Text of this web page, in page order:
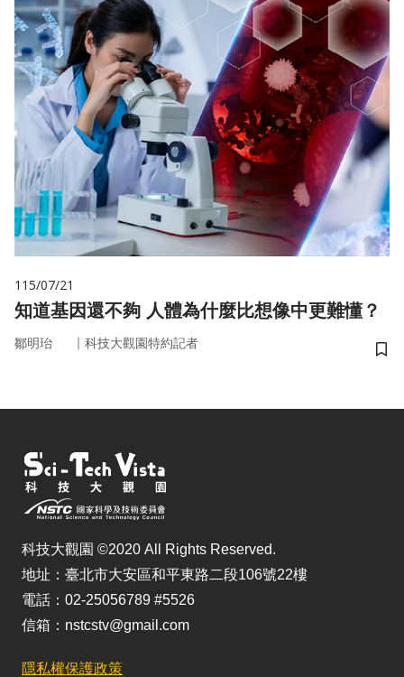
115/07/21
知道基因還不夠 人體為什麼比想像中更難懂？
鄒明珆 ｜ 科技大觀園特約記者
儲
科技大觀園 ©2020 All Rights Reserved.
地址：臺北市大安區和平東路二段106號22樓
電話：02-25056789 #5526
信箱：nstcstv@gmail.com
隱私權保護政策